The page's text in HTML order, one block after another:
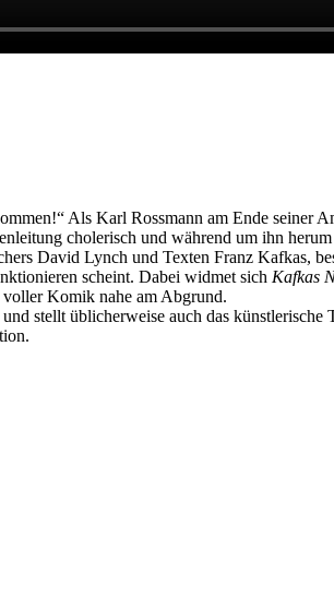
Als Karl Rossmann am Ende seiner
cholerisch und während um ihn
David Lynch und Texten Franz Kafkas,
scheint. Dabei widmet sich Kafkas
Komik nahe am Abgrund.
stellt üblicherweise auch das künstlerische